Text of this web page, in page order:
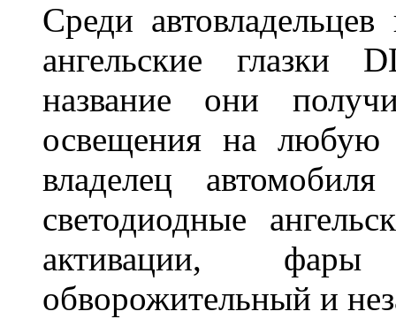
Среди
ангельские глазки
название они
освещения на любую
владелец
светодиодные
активации, фары
обворожительный и